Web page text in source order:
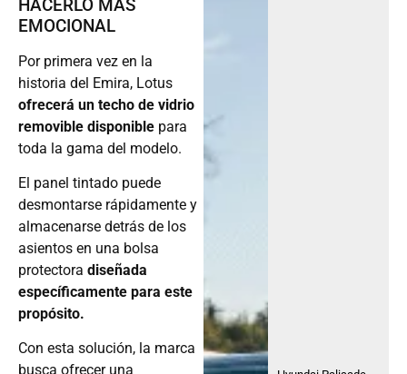
HACERLO MÁS
EMOCIONAL
Por primera vez en la
historia del Emira, Lotus
ofrecerá un techo de vidrio
removible disponible para
toda la gama del modelo.
El panel tintado puede
desmontarse rápidamente y
almacenarse detrás de los
asientos en una bolsa
protectora diseñada
específicamente para este
propósito.
Con esta solución, la marca
busca ofrecer una